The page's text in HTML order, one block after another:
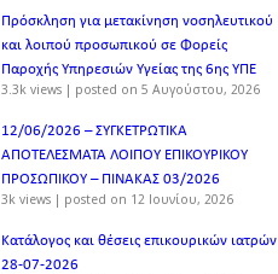
Πρόσκληση για μετακίνηση νοσηλευτικού
και λοιπού προσωπικού σε Φορείς
Παροχής Υπηρεσιών Υγείας της 6ης ΥΠΕ
3.3k views | posted on 5 Αυγούστου, 2026
12/06/2026 – ΣΥΓΚΕΤΡΩΤΙΚΑ
ΑΠΟΤΕΛΕΣΜΑΤΑ ΛΟΙΠΟΥ ΕΠΙΚΟΥΡΙΚΟΥ
ΠΡΟΣΩΠΙΚΟΥ – ΠΙΝΑΚΑΣ 03/2026
3k views | posted on 12 Ιουνίου, 2026
Κατάλογος και θέσεις επικουρικών ιατρών
28-07-2026